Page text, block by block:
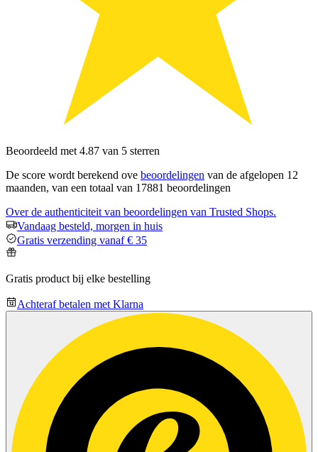
Beoordeeld met 4.87 van 5 sterren
De score wordt berekend ove beoordelingen van de afgelopen 12
maanden, van een totaal van 17881 beoordelingen
Over de authenticiteit van beoordelingen van Trusted Shops.
Vandaag besteld, morgen in huis
Gratis verzending vanaf € 35
Gratis product bij elke bestelling
Achteraf betalen met Klarna